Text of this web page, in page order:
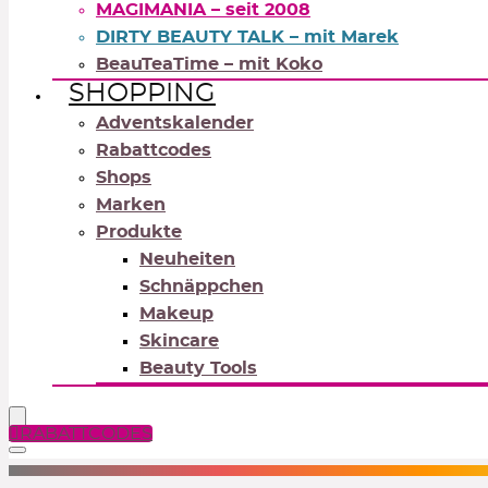
MAGIMANIA – seit 2008
DIRTY BEAUTY TALK – mit Marek
BeauTeaTime – mit Koko
SHOPPING
Adventskalender
Rabattcodes
Shops
Marken
Produkte
Neuheiten
Schnäppchen
Makeup
Skincare
Beauty Tools
RABATTCODES